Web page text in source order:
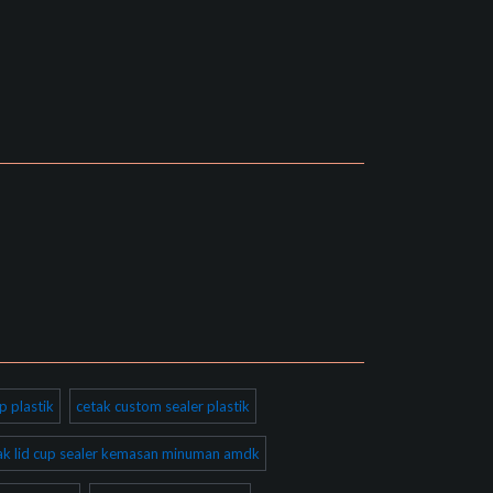
plastik cetak custom sealer plastik
lid cup sealer kemasan minuman amdk